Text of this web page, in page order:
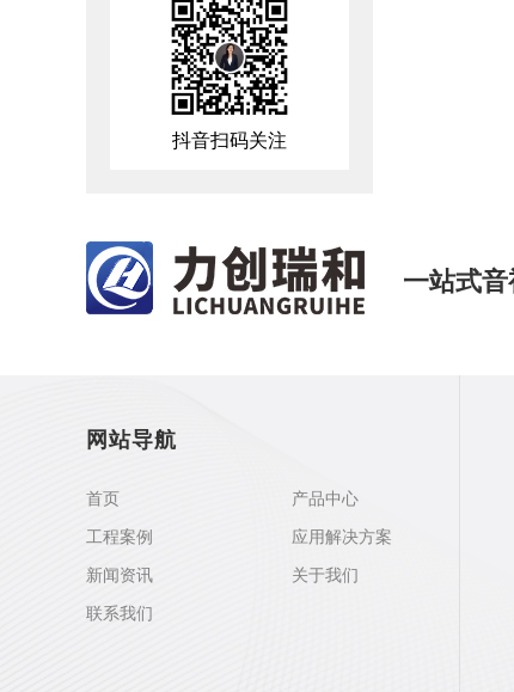
抖音扫码关注
一站式
网站导航
首页 产品中心
工程案例 应用解决方案
新闻资讯 关于我们
联系我们